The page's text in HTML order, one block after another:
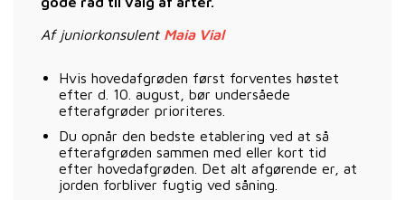
Af juniorkonsulent Maia Vial
Hvis hovedafgrøden først forventes høstet
efter d. 10. august, bør undersåede
efterafgrøder prioriteres.
Du opnår den bedste etablering ved at så
efterafgrøden sammen med eller kort tid
efter hovedafgrøden. Det alt afgørende er, at
jorden forbliver fugtig ved såning.